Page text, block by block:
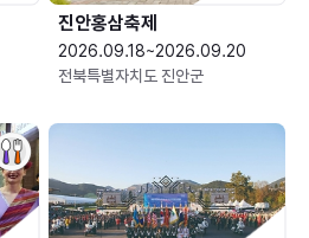
진안홍삼축제
2026.09.18~2026.09.20
전북특별자치도 진안군